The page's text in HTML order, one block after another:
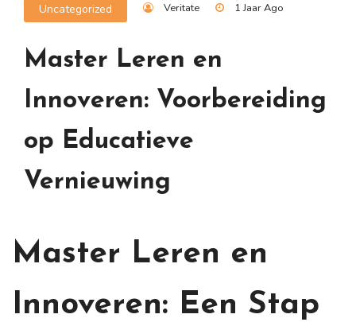
Uncategorized Veritate 1 Jaar Ago
Master Leren en
Innoveren: Voorbereiding
op Educatieve
Vernieuwing
Master Leren en
Innoveren: Een Stap